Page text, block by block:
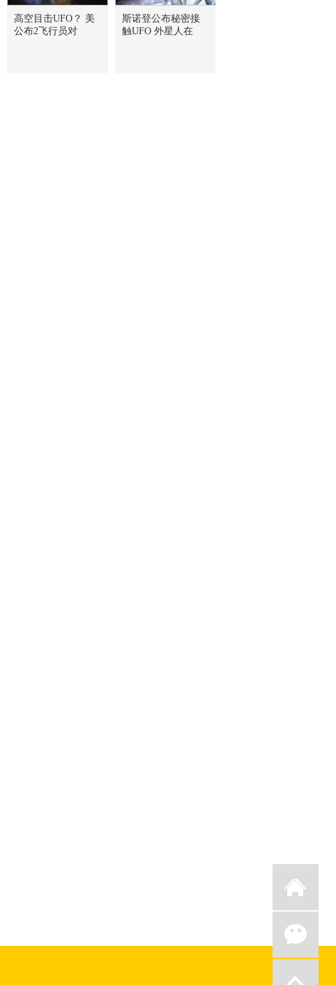
高空目击UFO？ 美
公布2飞行员对
斯诺登公布秘密接
触UFO 外星人在